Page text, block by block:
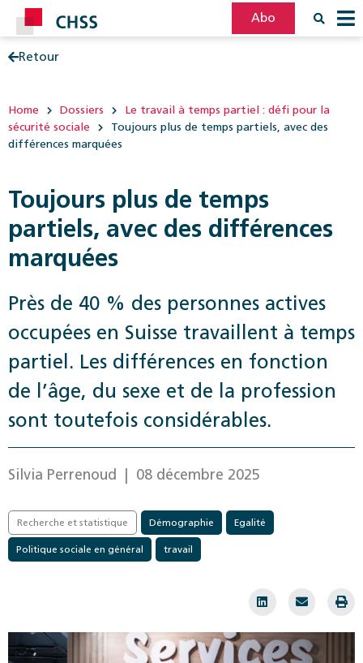
Abo
Retour
Home Dossiers
Le travail à temps partiel : défi pour la
sécurité sociale
Toujours plus de temps partiels, avec des
différences marquées
Toujours plus de temps
partiels, avec des différences
marquées
Près de 40 % des personnes actives
occupées en Suisse travaillent à temps
partiel. Les différences en fonction
de l’âge, du sexe et de la profession
sont toutefois considérables.
Silvia Perrenoud | 08 décembre 2025
Recherche et statistique Démographie Egalité
Politique sociale en général travail